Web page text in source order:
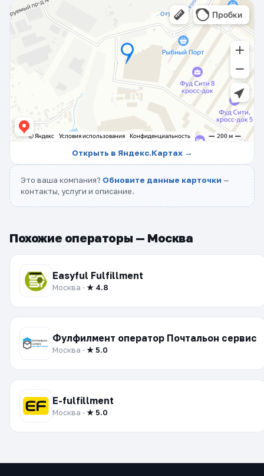
Открыть в Яндекс.Картах →
Это ваша компания? Обновите данные карточки —
контакты, услуги и описание.
Похожие операторы — Москва
Easyful Fulfillment
Москва · ★ 4.8
Фулфилмент оператор Почтальон cервис
Москва · ★ 5.0
E-fulfillment
Москва · ★ 5.0